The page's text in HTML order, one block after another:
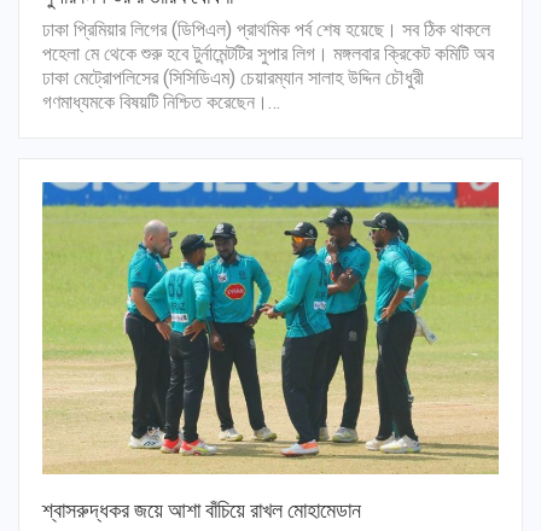
ঢাকা প্রিমিয়ার লিগের (ডিপিএল) প্রাথমিক পর্ব শেষ হয়েছে। সব ঠিক থাকলে
পহেলা মে থেকে শুরু হবে টুর্নামেন্টটির সুপার লিগ। মঙ্গলবার ক্রিকেট কমিটি অব
ঢাকা মেট্রোপলিসের (সিসিডিএম) চেয়ারম্যান সালাহ উদ্দিন চৌধুরী
গণমাধ্যমকে বিষয়টি নিশ্চিত করেছেন।…
শ্বাসরুদ্ধকর জয়ে আশা বাঁচিয়ে রাখল মোহামেডান